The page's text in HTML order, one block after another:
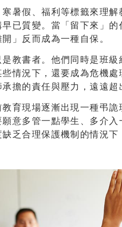
暑假、福利等標籤來理
已質變。當「留下來」
」反而成為一種自保。
教書者。他們同時是班級
情況下，還要成為危機
擔的責任與壓力，遠遠超
育現場逐漸出現一種弔
意多管一點學生、多介入
乏合理保護機制的情況